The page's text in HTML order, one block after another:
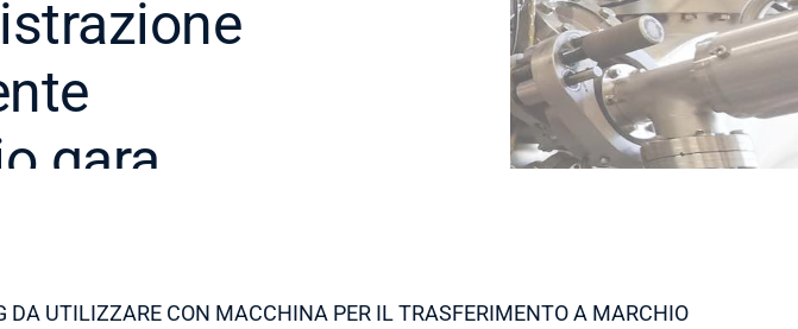
gara
DA UTILIZZARE CON MACCHINA PER IL TRASFERIMENTO A MARCHIO